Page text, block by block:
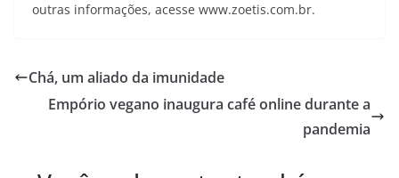
outras informações, acesse www.zoetis.com.br.
Chá, um aliado da imunidade
Empório vegano inaugura café online durante a
pandemia